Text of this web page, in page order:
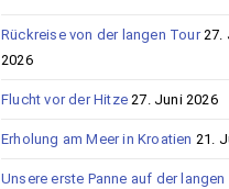
Rückreise von der langen Tour 27.
2026
Flucht vor der Hitze 27. Juni 2026
Erholung am Meer in Kroatien 21.
Unsere erste Panne auf der langen